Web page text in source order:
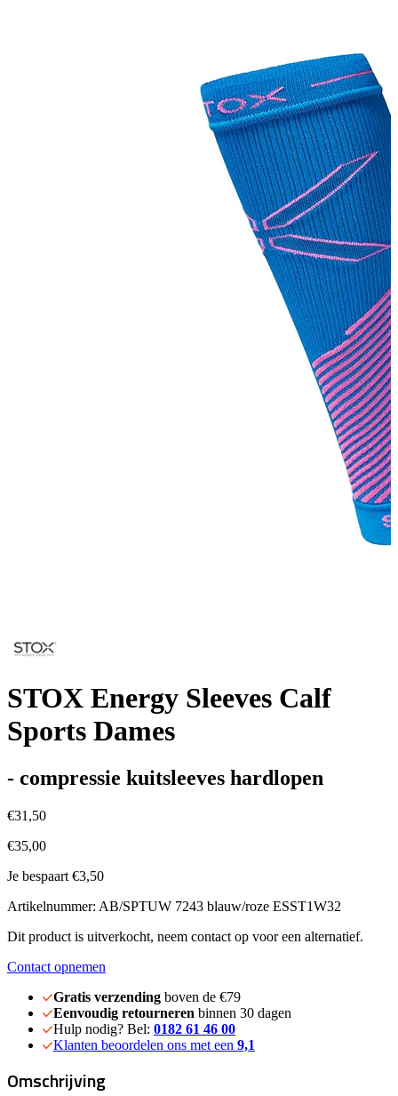
STOX Energy Sleeves Calf
Sports Dames
- compressie kuitsleeves hardlopen
€31,50
€35,00
Je bespaart €3,50
Artikelnummer: AB/SPTUW 7243 blauw/roze ESST1W32
Dit product is uitverkocht, neem contact op voor een alternatief.
Contact opnemen
Gratis verzending boven de €79
Eenvoudig retourneren binnen 30 dagen
Hulp nodig? Bel: 0182 61 46 00
Klanten beoordelen ons met een 9,1
Omschrijving